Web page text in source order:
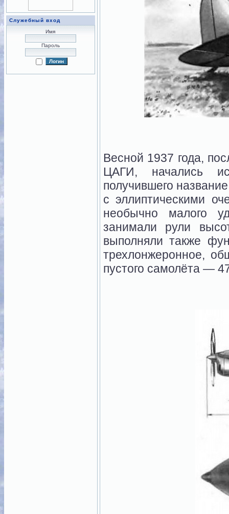
Служебный вход
Имя
Пароль
Весной 1937 года,
ЦАГИ, начались
получившего
с эллиптическими
необычно малого
занимали рули
выполняли также
трехлонжеронное,
пустого самолёта —